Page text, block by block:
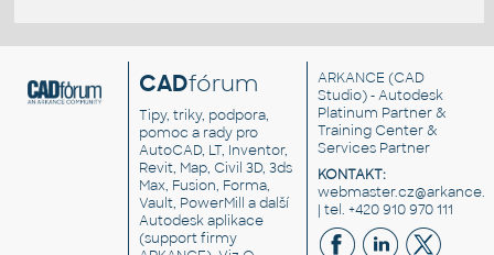
CADfórum
Tipy, triky, podpora,
pomoc a rady pro
AutoCAD, LT, Inventor,
Revit, Map, Civil 3D, 3ds
Max, Fusion, Forma,
Vault, PowerMill a další
Autodesk aplikace
(support firmy
ARKANCE (CAD
Studio) - Autodesk
Platinum Partner &
Training Center &
Services Partner
KONTAKT:
| tel. +420 910 970 111